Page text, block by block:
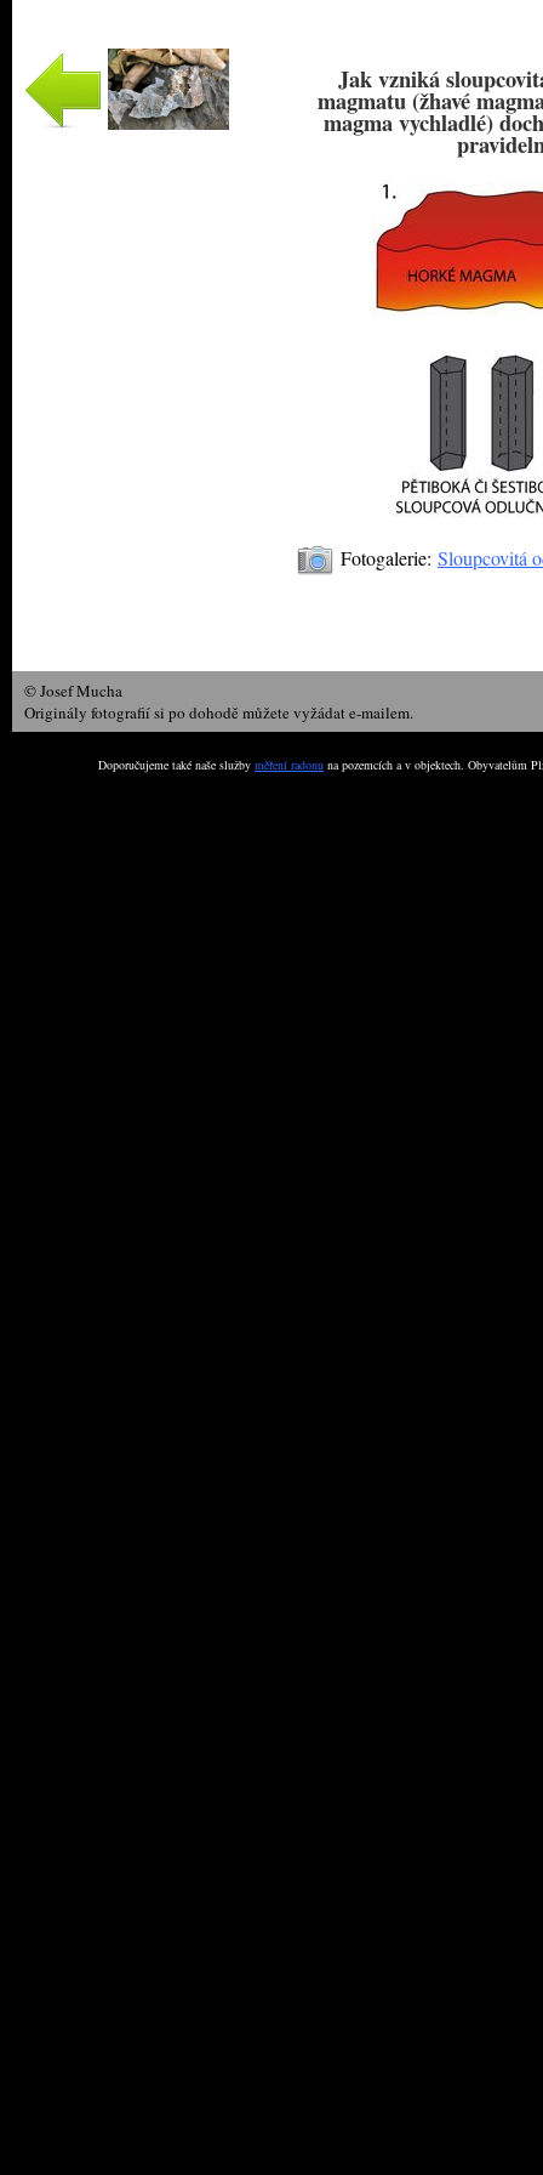
Jak vzniká
magmatu (žhavé
magma vychladlé)
Fotogalerie: Sloupcovitá
© Josef Mucha
Originály fotografií si po dohodě můžete vyžádat e-mailem.
Doporučujeme také naše služby měření radonu na pozemcích a v objektech. Obyvatelům